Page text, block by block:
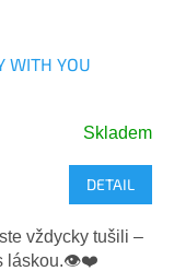
WITH YOU
Skladem
DETAIL
vždycky tušili –
s láskou.👁️❤️